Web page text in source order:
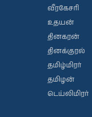
வீரகேசரி
உதயன்
தினகரன்
தினக்குரல்
தமிழ்மிரர்
தமிழன்
டெய்லிமிரர்